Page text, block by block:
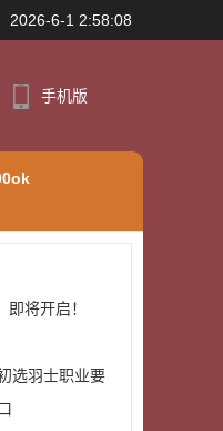
2026-6-1 2:58:08
手机版
将开启！
选羽士职业要